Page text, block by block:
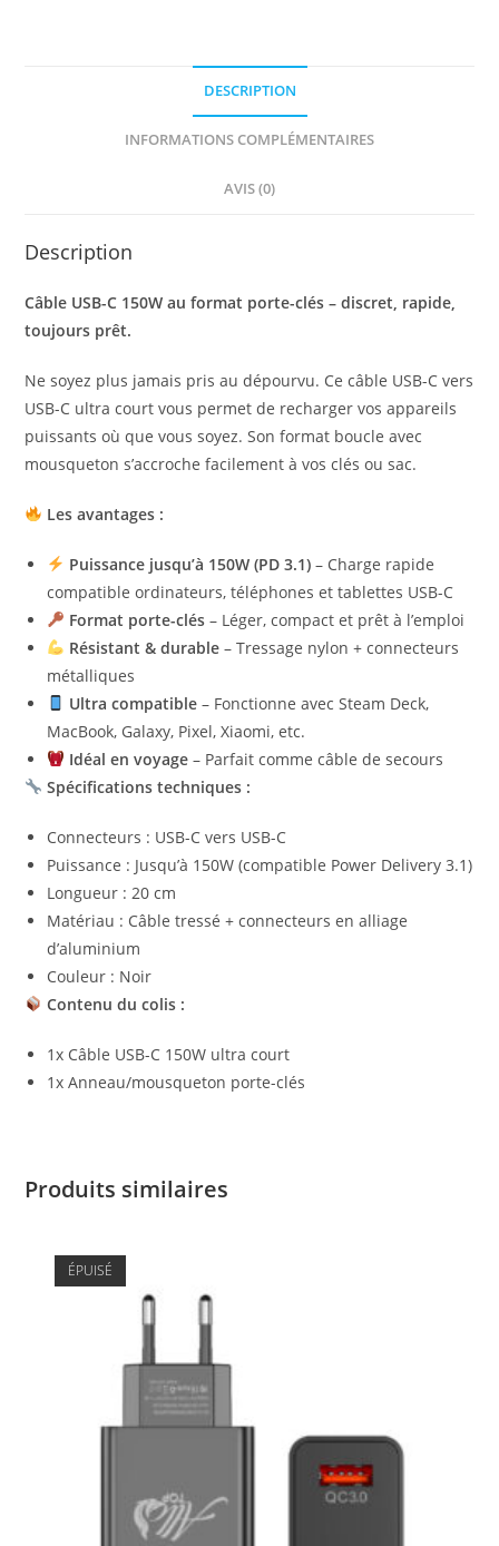
DESCRIPTION
INFORMATIONS COMPLÉMENTAIRES
AVIS (0)
Description
Câble USB-C 150W au format porte-clés – discret, rapide,
toujours prêt.
Ne soyez plus jamais pris au dépourvu. Ce câble USB-C vers
USB-C ultra court vous permet de recharger vos appareils
puissants où que vous soyez. Son format boucle avec
mousqueton s’accroche facilement à vos clés ou sac.
Les avantages :
Puissance jusqu’à 150W (PD 3.1) – Charge rapide
compatible ordinateurs, téléphones et tablettes USB-C
Format porte-clés – Léger, compact et prêt à l’emploi
Résistant & durable – Tressage nylon + connecteurs
métalliques
Ultra compatible – Fonctionne avec Steam Deck,
MacBook, Galaxy, Pixel, Xiaomi, etc.
Idéal en voyage – Parfait comme câble de secours
Spécifications techniques :
Connecteurs : USB-C vers USB-C
Puissance : Jusqu’à 150W (compatible Power Delivery 3.1)
Longueur : 20 cm
Matériau : Câble tressé + connecteurs en alliage
d’aluminium
Couleur : Noir
Contenu du colis :
1x Câble USB-C 150W ultra court
1x Anneau/mousqueton porte-clés
Produits similaires
ÉPUISÉ